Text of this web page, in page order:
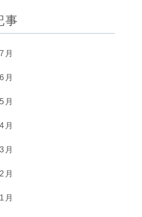
事
月
月
月
月
月
月
月